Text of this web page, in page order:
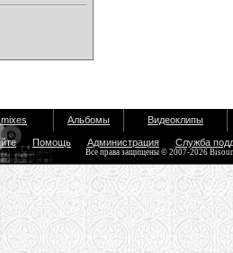
Альбомы Видеоклипы
Помощь Администрация Служба
Все права защищены © 2007-2026